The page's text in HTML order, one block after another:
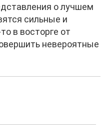
о лучшем
сильные и
в восторге от
невероятные